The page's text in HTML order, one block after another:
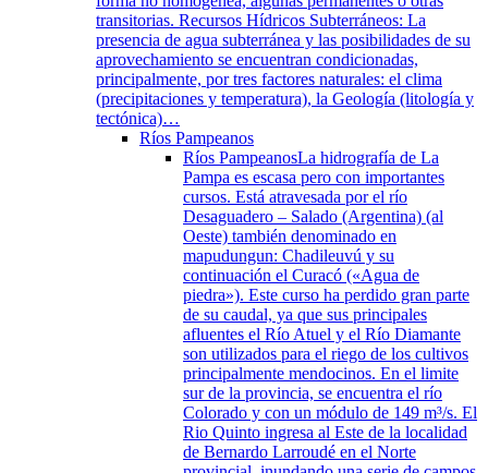
transitorias. Recursos Hídricos Subterráneos: La
presencia de agua subterránea y las posibilidades de su
aprovechamiento se encuentran condicionadas,
principalmente, por tres factores naturales: el clima
(precipitaciones y temperatura), la Geología (litología y
tectónica)…
Ríos Pampeanos
Ríos PampeanosLa hidrografía de La
Pampa es escasa pero con importantes
cursos. Está atravesada por el río
Desaguadero – Salado (Argentina) (al
Oeste) también denominado en
mapudungun: Chadileuvú y su
continuación el Curacó («Agua de
piedra»). Este curso ha perdido gran parte
de su caudal, ya que sus principales
afluentes el Río Atuel y el Río Diamante
son utilizados para el riego de los cultivos
principalmente mendocinos. En el limite
sur de la provincia, se encuentra el río
Colorado y con un módulo de 149 m³/s. El
Rio Quinto ingresa al Este de la localidad
de Bernardo Larroudé en el Norte